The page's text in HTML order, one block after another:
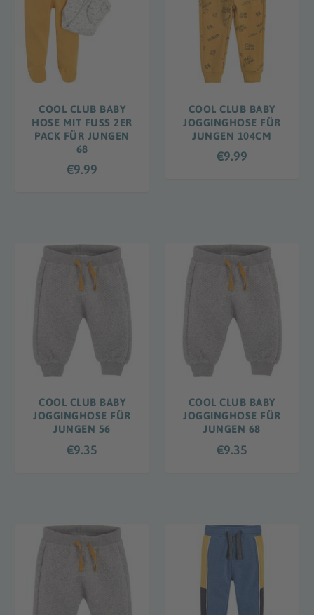
COOL CLUB BABY
HOSE MIT FUSS 2ER
PACK FÜR JUNGEN
68
€9.99
COOL CLUB BABY
JOGGINGHOSE FÜR
JUNGEN 104CM
€9.99
COOL CLUB BABY
JOGGINGHOSE FÜR
JUNGEN 56
€9.35
COOL CLUB BABY
JOGGINGHOSE FÜR
JUNGEN 68
€9.35